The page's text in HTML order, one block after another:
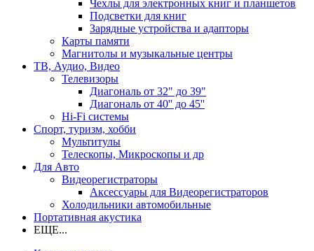
Чехлы для электронных книг и планшетов
Подсветки для книг
Зарядные устройства и адапторы
Карты памяти
Магнитолы и музыкальные центры
ТВ, Аудио, Видео
Телевизоры
Диагональ от 32" до 39"
Диагональ от 40'' до 45''
Hi-Fi системы
Спорт, туризм, хобби
Мультитулы
Телескопы, Микроскопы и др
Для Авто
Видеорегистраторы
Аксессуары для Видеорегистраторов
Холодильники автомобильные
Портативная акустика
ЕЩЕ...